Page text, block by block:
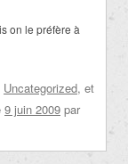
on le préfère à
Uncategorized, et
9 juin 2009 par